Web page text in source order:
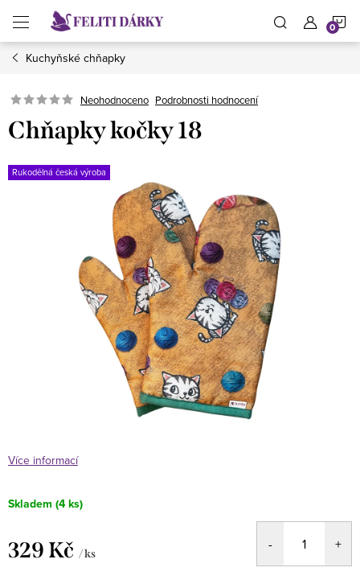
obsah
Kuchyňské chňapky
Neohodnoceno Podrobnosti hodnocení
Chňapky kočky 18
Rukodělná česká výroba
Více informací
Skladem (4 ks)
329 Kč / ks